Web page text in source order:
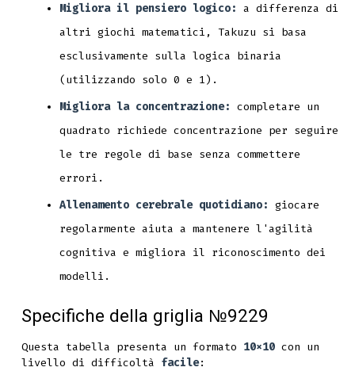
Migliora il pensiero logico: a differenza di
altri giochi matematici, Takuzu si basa
esclusivamente sulla logica binaria
(utilizzando solo 0 e 1).
Migliora la concentrazione: completare un
quadrato richiede concentrazione per seguire
le tre regole di base senza commettere
errori.
Allenamento cerebrale quotidiano: giocare
regolarmente aiuta a mantenere l'agilità
cognitiva e migliora il riconoscimento dei
modelli.
Specifiche della griglia №9229
Questa tabella presenta un formato 10x10 con un
livello di difficoltà facile: